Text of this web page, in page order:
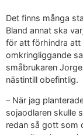
Det finns många
Bland annat ska
för att förhindra att
omkringliggande
småbrukaren
nästintill obefintlig.
– När jag
sojaodlaren skulle
redan så gott som